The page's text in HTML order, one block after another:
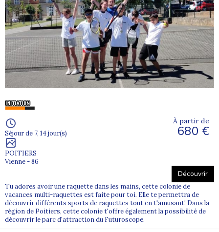
Séjour de 7, 14 jour(s)
POITIERS
Vienne - 86
À partir de
680 €
Découvrir
Tu adores avoir une raquette dans les mains, cette colonie de
vacances multi-raquettes est faite pour toi. Elle te permettra de
découvrir différents sports de raquettes tout en t'amusant! Dans la
région de Poitiers, cette colonie t'offre également la possibilité de
découvrir le parc d'attraction du Futuroscope.